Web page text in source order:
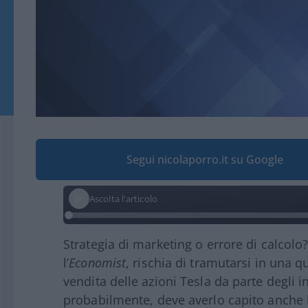
Segui nicolaporro.it su Google
Ascolta l'articolo
Strategia di marketing o errore di
l’Economist, rischia di tramutarsi in una
vendita delle azioni Tesla da parte degli
probabilmente, deve averlo capito